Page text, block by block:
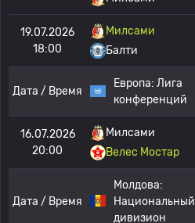
19.07.2026
18:00
Милсами
Балти
Дата / Время
Европа: Лига
конференций
16.07.2026
20:00
Милсами
Велес Мостар
Дата / Время
Молдова:
Национальный
дивизион